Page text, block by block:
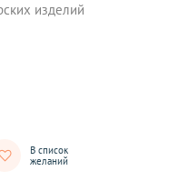
изделий
В список
желаний